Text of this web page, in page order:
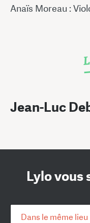
Anaïs Moreau :
Jean-Luc
Lylo vous
Dans le même lieu